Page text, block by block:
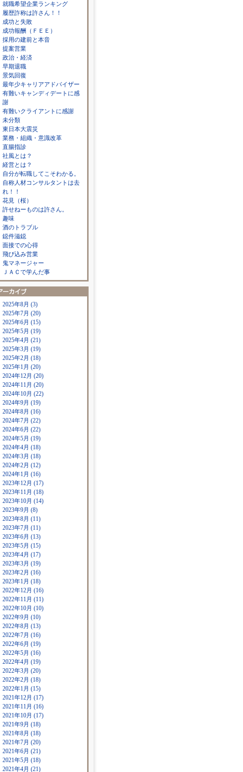
就職希望企業ランキング
履歴詐称は許さん！！
成功と失敗
成功報酬（ＦＥＥ）
採用の建前と本音
提案営業
政治・経済
早期退職
景気回復
最年少キャリアアドバイザー
有難いキャンディデートに感
謝
有難いクライアントに感謝
未分類
東日本大震災
業務・組織・意識改革
直腸指診
社風とは？
経営とは？
自分が転職してこそわかる。
自称人材コンサルタントは去
れ！！
花見（桜）
許せねーものは許さん。
趣味
酒のトラブル
鐚件滋鐚
面接での心得
飛び込み営業
鬼マネージャー
ＪＡＣで学んだ事
2025年8月 (3)
2025年7月 (20)
2025年6月 (15)
2025年5月 (19)
2025年4月 (21)
2025年3月 (19)
2025年2月 (18)
2025年1月 (20)
2024年12月 (20)
2024年11月 (20)
2024年10月 (22)
2024年9月 (19)
2024年8月 (16)
2024年7月 (22)
2024年6月 (22)
2024年5月 (19)
2024年4月 (18)
2024年3月 (18)
2024年2月 (12)
2024年1月 (16)
2023年12月 (17)
2023年11月 (18)
2023年10月 (14)
2023年9月 (8)
2023年8月 (11)
2023年7月 (11)
2023年6月 (13)
2023年5月 (15)
2023年4月 (17)
2023年3月 (19)
2023年2月 (16)
2023年1月 (18)
2022年12月 (16)
2022年11月 (11)
2022年10月 (10)
2022年9月 (10)
2022年8月 (13)
2022年7月 (16)
2022年6月 (19)
2022年5月 (16)
2022年4月 (19)
2022年3月 (20)
2022年2月 (18)
2022年1月 (15)
2021年12月 (17)
2021年11月 (16)
2021年10月 (17)
2021年9月 (18)
2021年8月 (18)
2021年7月 (20)
2021年6月 (21)
2021年5月 (18)
2021年4月 (21)